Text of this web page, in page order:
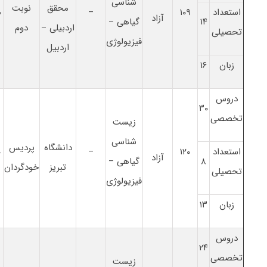
۱۰۹ آزاد
گیاهی –
فیزیولوژی
–
محقق
اردبیلی –
اردبیل
نوبت
دوم
استعداد
تحصیلی
۱۴
زبان ۱۶
دروس
تخصصی
۳۰
۱۲۰ آزاد
زیست
شناسی
گیاهی –
فیزیولوژی
–
دانشگاه
تبریز
پردیس
خودگردان
استعداد
تحصیلی
۸
زبان ۱۳
دروس
تخصصی
۲۴
زیست